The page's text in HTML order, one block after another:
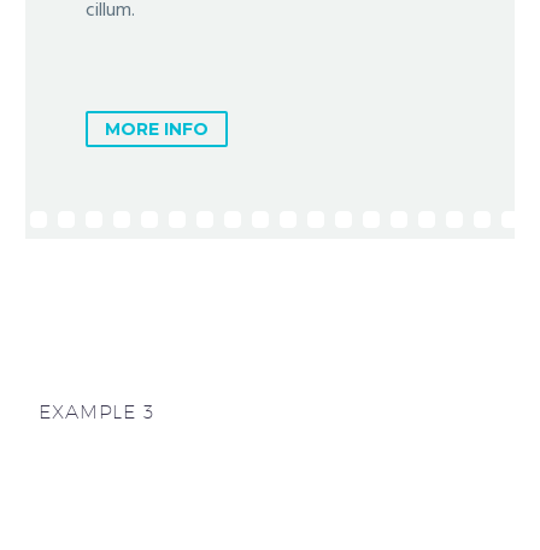
cillum.
MORE INFO
EXAMPLE 3